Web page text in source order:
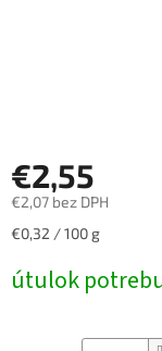
€2,55
€2,07 bez DPH
Jednotková
€0,32 / 100 g
útulok